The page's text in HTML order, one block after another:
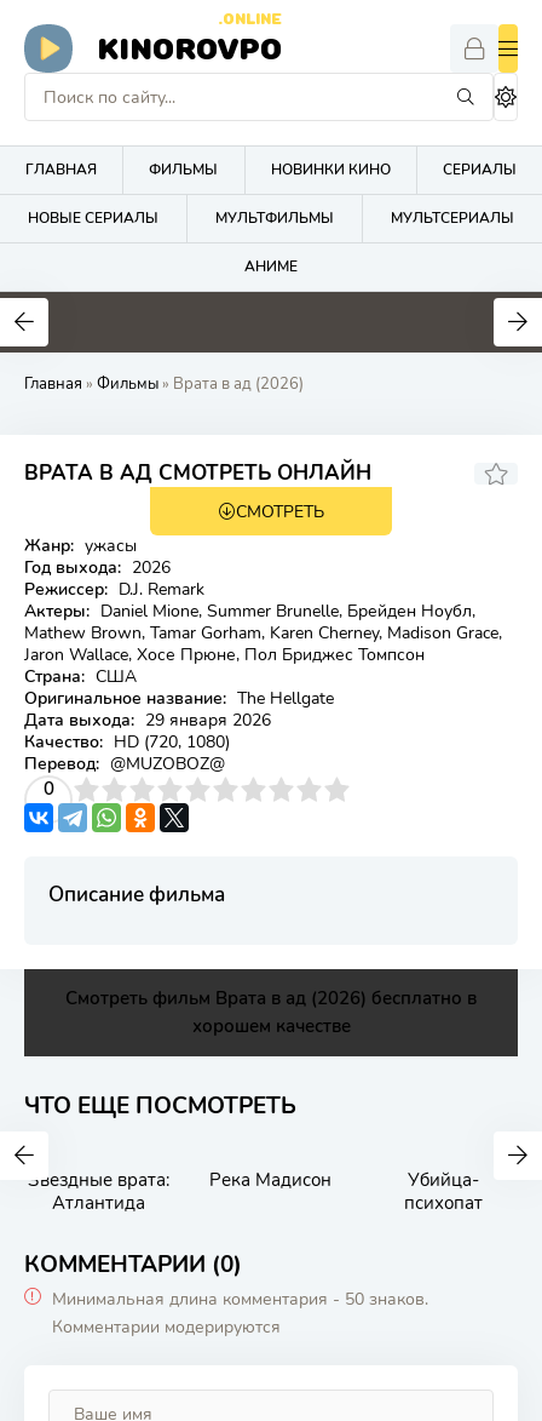
KINOROVPO
.ONLINE
ГЛАВНАЯ ФИЛЬМЫ НОВИНКИ КИНО СЕРИАЛЫ
НОВЫЕ СЕРИАЛЫ МУЛЬТФИЛЬМЫ МУЛЬТСЕРИАЛЫ
АНИМЕ
Главная » Фильмы» Врата в ад (2026)
ВРАТА В АД СМОТРЕТЬ ОНЛАЙН
СМОТРЕТЬ
Жанр: ужасы
Год выхода: 2026
Режиссер: D.J. Remark
Актеры: Daniel Mione, Summer Brunelle, Брейден Ноубл,
Mathew Brown, Tamar Gorham, Karen Cherney, Madison Grace,
Jaron Wallace, Хосе Прюне, Пол Бриджес Томпсон
Страна: США
Оригинальное название: The Hellgate
Дата выхода: 29 января 2026
Качество: HD (720, 1080)
Перевод: @MUZOBOZ@
0
4 5 6 7 8 9 10
Описание фильма
Смотреть фильм Врата в ад (2026) бесплатно в
хорошем качестве
ЧТО ЕЩЕ ПОСМОТРЕТЬ
Звездные врата:
Атлантида
Река Мадисон
Убийца-
психопат
КОММЕНТАРИИ (0)
Минимальная длина комментария - 50 знаков.
Комментарии модерируются